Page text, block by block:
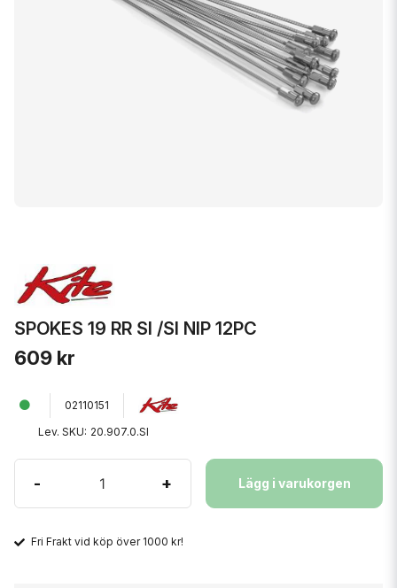
SPOKES 19 RR SI /SI NIP 12PC
609 kr
02110151
Lev. SKU: 20.907.0.SI
- + Lägg i varukorgen
Fri Frakt vid köp över 1000 kr!